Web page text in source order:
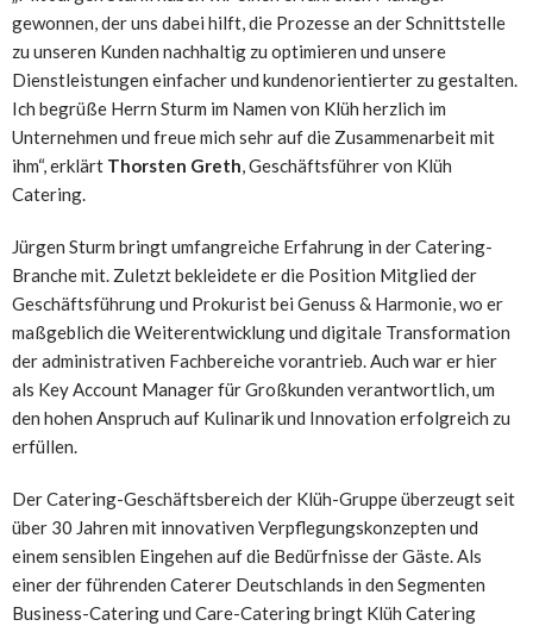
gewonnen, der uns dabei hilft, die Prozesse an der Schnittstelle
zu unseren Kunden nachhaltig zu optimieren und unsere
Dienstleistungen einfacher und kundenorientierter zu gestalten.
Ich begrüße Herrn Sturm im Namen von Klüh herzlich im
Unternehmen und freue mich sehr auf die Zusammenarbeit mit
ihm“, erklärt Thorsten Greth, Geschäftsführer von Klüh
Catering.
Jürgen Sturm bringt umfangreiche Erfahrung in der Catering-
Branche mit. Zuletzt bekleidete er die Position Mitglied der
Geschäftsführung und Prokurist bei Genuss & Harmonie, wo er
maßgeblich die Weiterentwicklung und digitale Transformation
der administrativen Fachbereiche vorantrieb. Auch war er hier
als Key Account Manager für Großkunden verantwortlich, um
den hohen Anspruch auf Kulinarik und Innovation erfolgreich zu
erfüllen.
Der Catering-Geschäftsbereich der Klüh-Gruppe überzeugt seit
über 30 Jahren mit innovativen Verpflegungskonzepten und
einem sensiblen Eingehen auf die Bedürfnisse der Gäste. Als
einer der führenden Caterer Deutschlands in den Segmenten
Business-Catering und Care-Catering bringt Klüh Catering